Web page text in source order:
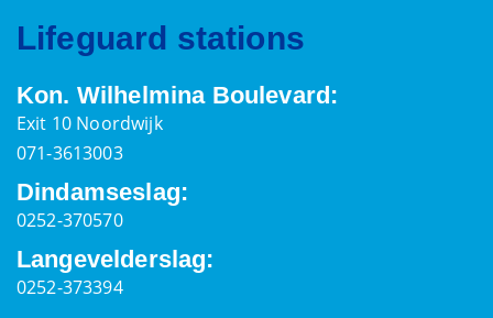
Lifeguard stations
Kon. Wilhelmina Boulevard:
Exit 10 Noordwijk
071-3613003
Dindamseslag:
0252-370570
Langevelderslag:
0252-373394